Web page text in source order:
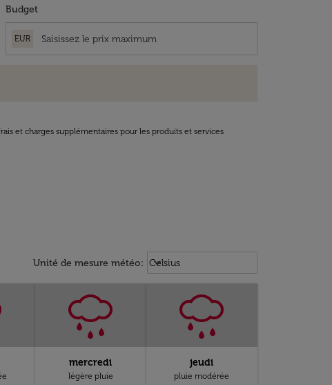
Budget
EUR
et charges supplémentaires pour les produits et services
Unité de mesure météo: Weather unit option Celsius
Celsius
keyboard_arrow_down
mercredi
légère pluie
jeudi
pluie modérée